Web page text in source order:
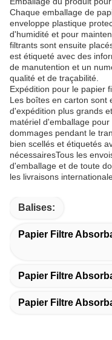
Chaque emballage de
enveloppe plastique
d'humidité et pour
filtrants sont ensuite
est étiqueté avec des
de manutention et un
qualité et de traçabilité.
Expédition pour le papier
Les boîtes en carton sont
d'expédition plus grands
matériel d'emballage
dommages pendant le
bien scellés et étiquetés
nécessairesTous les
d'emballage et de toute
les livraisons
Balises:
Papier Filtre
Papier Filtre
Papier Filtre